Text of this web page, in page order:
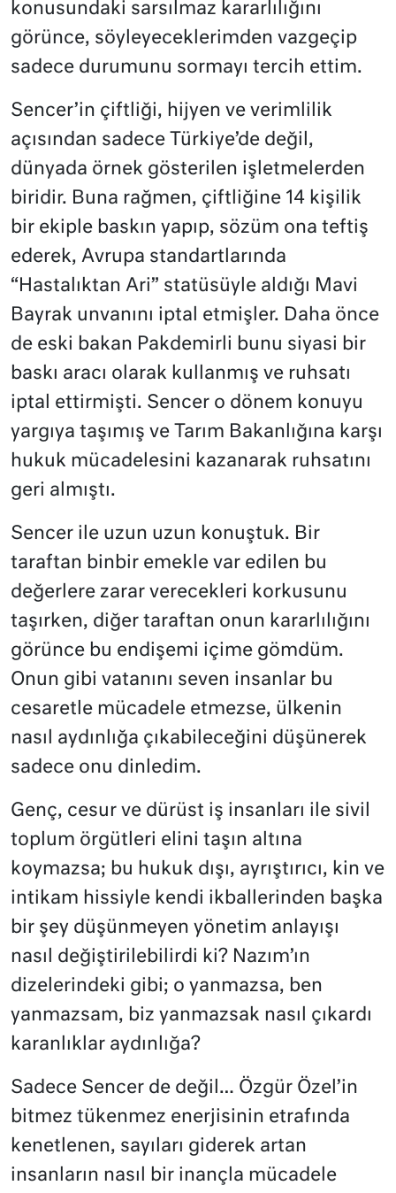
konusundaki sarsılmaz kararlılığını
görünce, söyleyeceklerimden vazgeçip
sadece durumunu sormayı tercih ettim.
Sencer’in çiftliği, hijyen ve verimlilik
açısından sadece Türkiye’de değil,
dünyada örnek gösterilen işletmelerden
biridir. Buna rağmen, çiftliğine 14 kişilik
bir ekiple baskın yapıp, sözüm ona teftiş
ederek, Avrupa standartlarında
“Hastalıktan Ari” statüsüyle aldığı Mavi
Bayrak unvanını iptal etmişler. Daha önce
de eski bakan Pakdemirli bunu siyasi bir
baskı aracı olarak kullanmış ve ruhsatı
iptal ettirmişti. Sencer o dönem konuyu
yargıya taşımış ve Tarım Bakanlığına karşı
hukuk mücadelesini kazanarak ruhsatını
geri almıştı.
Sencer ile uzun uzun konuştuk. Bir
taraftan binbir emekle var edilen bu
değerlere zarar verecekleri korkusunu
taşırken, diğer taraftan onun kararlılığını
görünce bu endişemi içime gömdüm.
Onun gibi vatanını seven insanlar bu
cesaretle mücadele etmezse, ülkenin
nasıl aydınlığa çıkabileceğini düşünerek
sadece onu dinledim.
Genç, cesur ve dürüst iş insanları ile sivil
toplum örgütleri elini taşın altına
koymazsa; bu hukuk dışı, ayrıştırıcı, kin ve
intikam hissiyle kendi ikballerinden başka
bir şey düşünmeyen yönetim anlayışı
nasıl değiştirilebilirdi ki? Nazım’ın
dizelerindeki gibi; o yanmazsa, ben
yanmazsam, biz yanmazsak nasıl çıkardı
karanlıklar aydınlığa?
Sadece Sencer de değil… Özgür Özel’in
bitmez tükenmez enerjisinin etrafında
kenetlenen, sayıları giderek artan
insanların nasıl bir inançla mücadele